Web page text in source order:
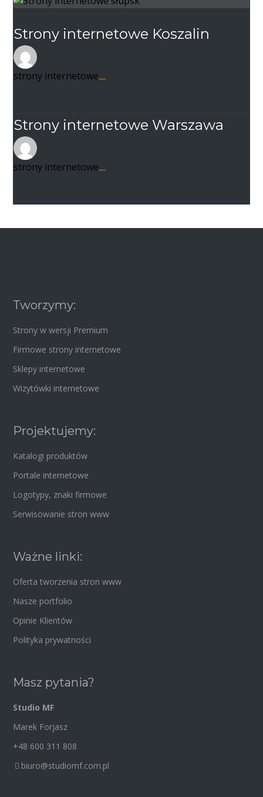
Strony internetowe Koszalin
strony internetowe
Strony internetowe Warszawa
strony internetowe
Tworzymy:
Strony w wersji Premium
Firmowe strony internetowe
Sklepy internetowe
Wizytówki internetowe
Projektujemy:
Katalogi produktów
Portale internetowe
Logotypy, znaki firmowe
Serwisowanie stron www
Ważne linki:
Oferta tworzenia stron www
Nasze portfolio
Opinie Klientów
Polityka prywatności
Masz pytania?
Studio MF
Marek Forjasz
+48 600 311 808
biuro@studiomf.com.pl